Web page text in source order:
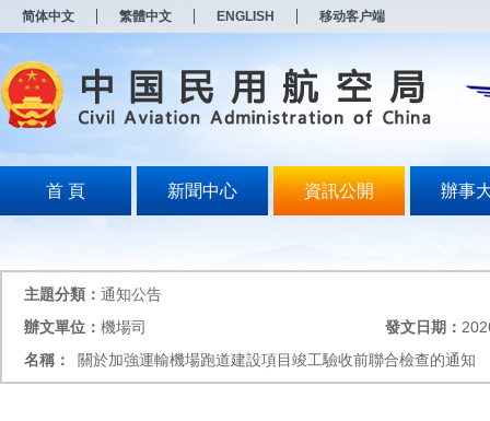
简体中文 繁體中文 ENGLISH 移动客户端
首 頁 新聞中心 資訊公開 辦事
主題分類： 通知公告
辦文單位： 機場司 發文日期：
名稱：
關於加強運輸機場跑道建設項目竣工驗收前聯合檢查的通知
打
开
无
障
说
开